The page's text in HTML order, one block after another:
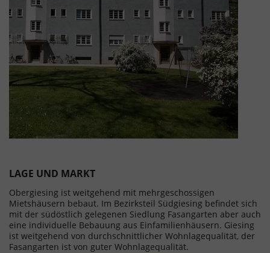
LAGE UND MARKT
Obergiesing ist weitgehend mit mehrgeschossigen
Mietshäusern bebaut. Im Bezirksteil Südgiesing befindet sich
mit der südöstlich gelegenen Siedlung Fasangarten aber auch
eine individuelle Bebauung aus Einfamilienhäusern. Giesing
ist weitgehend von durchschnittlicher Wohnlagequalität, der
Fasangarten ist von guter Wohnlagequalität.